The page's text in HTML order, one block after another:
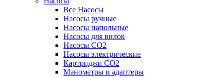
Все Насосы
Насосы ручные
Насосы напольные
Насосы для вилок
Насосы CO2
Насосы электрические
Картриджи CO2
Манометры и адаптеры